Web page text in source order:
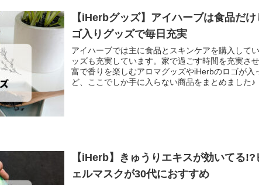
【iHerbグッズ】アイハーブは食品だ
ゴ入りグッズで毎日充実
アイハーブでは主に食品とスキンケアを購入して
ッズも充実しています。家で過ごす時間を充実さ
富で香りを楽しむアロマグッズやiHerbのロゴが入
ど、ここでしか手に入らない商品をまとめました♪
【iHerb】きゅうりエキスが効いてる
ェルマスクが30代におすすめ